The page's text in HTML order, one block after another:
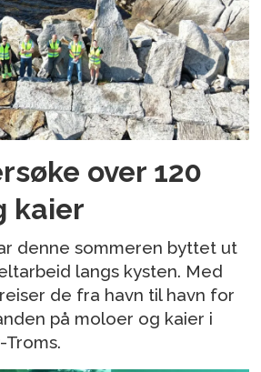
over 120
kaier
denne sommeren byttet ut
langs kysten. Med
de fra havn til havn for
på moloer og kaier i